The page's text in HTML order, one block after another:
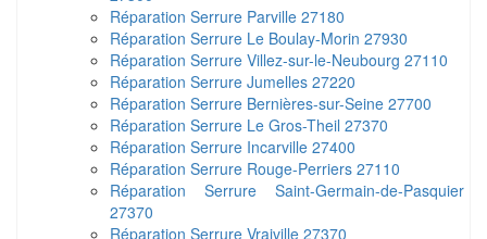
Réparation Serrure Parville 27180
Réparation Serrure Le Boulay-Morin 27930
Réparation Serrure Villez-sur-le-Neubourg 27110
Réparation Serrure Jumelles 27220
Réparation Serrure Bernières-sur-Seine 27700
Réparation Serrure Le Gros-Theil 27370
Réparation Serrure Incarville 27400
Réparation Serrure Rouge-Perriers 27110
Réparation Serrure Saint-Germain-de-Pasquier
27370
Réparation Serrure Vraiville 27370